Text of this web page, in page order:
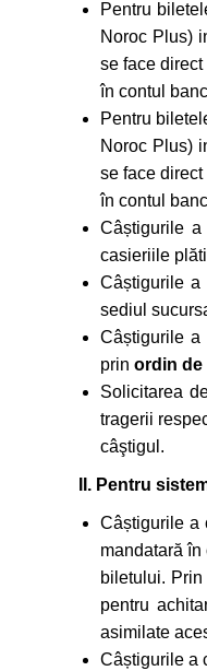
Pentru
Noroc Plus)
se face
în contul
Pentru
Noroc Plus)
se face
în contul
Câștigurile
casieriile
Câștigurile a
sediul
Câștigurile a
prin ordin de
Solicitarea
tragerii
câştigul.
II. Pentru
Câștigurile a
mandatară
biletului.
pentru
asimilate
Câștigurile a